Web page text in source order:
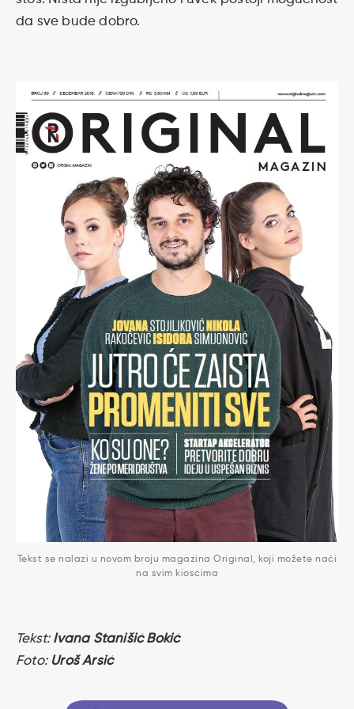
da sve bude dobro.
Tekst se nalazi u novom broju magazina Original, koji možete naći
na svim kioscima
Tekst: Ivana Stanišić Bokić
Foto: Uroš Arsić